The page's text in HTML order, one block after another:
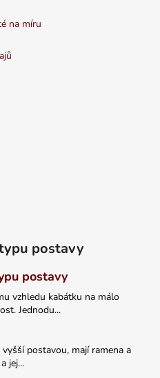
na míru
postavy
postavy
vzhledu kabátku na málo
Jednodu...
postavou, mají ramena a
jej...